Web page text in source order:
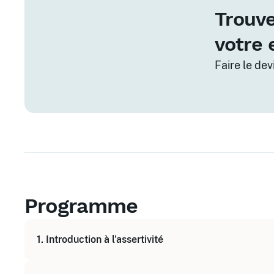
votre
Faire le
Programme
1. Introduction à l'assertivité